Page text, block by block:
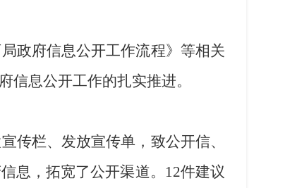
政府信息公开工作流程》等相关
息公开工作的扎实推进。
传栏、发放宣传单，致公开信、
息，拓宽了公开渠道。 12件建议